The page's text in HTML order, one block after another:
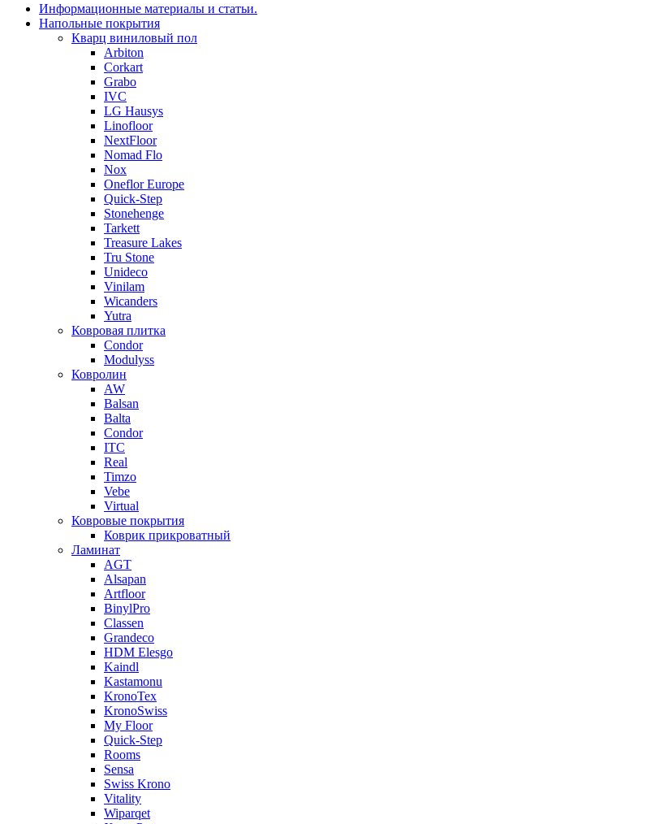
Информационные материалы и статьи.
Напольные покрытия
Кварц виниловый пол
Arbiton
Corkart
Grabo
IVC
LG Hausys
Linofloor
NextFloor
Nomad Flo
Nox
Oneflor Europe
Quick-Step
Stonehenge
Tarkett
Treasure Lakes
Tru Stone
Unideco
Vinilam
Wicanders
Yutra
Ковровая плитка
Condor
Modulyss
Ковролин
AW
Balsan
Balta
Condor
ITC
Real
Timzo
Vebe
Virtual
Ковровые покрытия
Коврик прикроватный
Ламинат
AGT
Alsapan
Artfloor
BinylPro
Classen
Grandeco
HDM Elesgo
Kaindl
Kastamonu
KronoTex
KronoSwiss
My Floor
Quick-Step
Rooms
Sensa
Swiss Krono
Vitality
Wiparqet